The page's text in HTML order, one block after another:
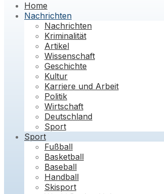
Home
Nachrichten
Nachrichten
Kriminalität
Artikel
Wissenschaft
Geschichte
Kultur
Karriere und Arbeit
Politik
Wirtschaft
Deutschland
Sport
Sport
Fußball
Basketball
Baseball
Handball
Skisport